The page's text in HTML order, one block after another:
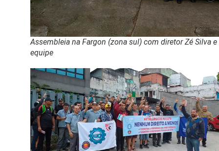
Assembleia na Fargon (zona sul) com diretor Zé Silva e
equipe